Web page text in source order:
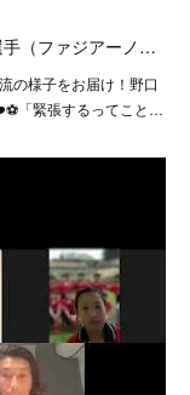
手（ファジアーノ…
の様子をお届け！野口
「緊張するってこと…